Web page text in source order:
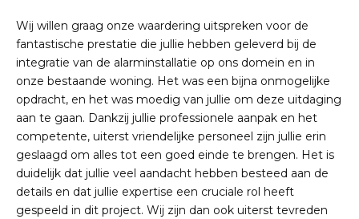
Wij willen graag onze waardering uitspreken voor de
fantastische prestatie die jullie hebben geleverd bij de
integratie van de alarminstallatie op ons domein en in
onze bestaande woning. Het was een bijna onmogelijke
opdracht, en het was moedig van jullie om deze uitdaging
aan te gaan. Dankzij jullie professionele aanpak en het
competente, uiterst vriendelijke personeel zijn jullie erin
geslaagd om alles tot een goed einde te brengen. Het is
duidelijk dat jullie veel aandacht hebben besteed aan de
details en dat jullie expertise een cruciale rol heeft
gespeeld in dit project. Wij zijn dan ook uiterst tevreden